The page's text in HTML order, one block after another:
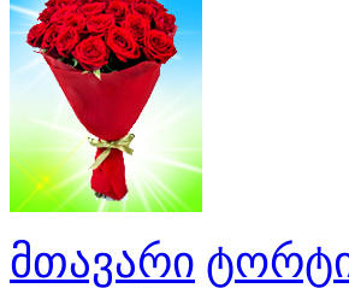
მთავარი ტორტი